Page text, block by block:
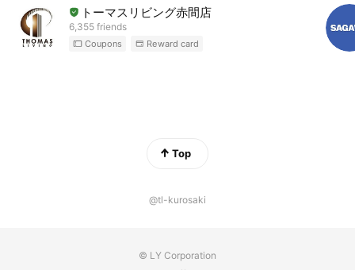
トーマスリビング赤間店
6,355 friends
Coupons Reward card
Top
@tl-kurosaki
© LY Corporation